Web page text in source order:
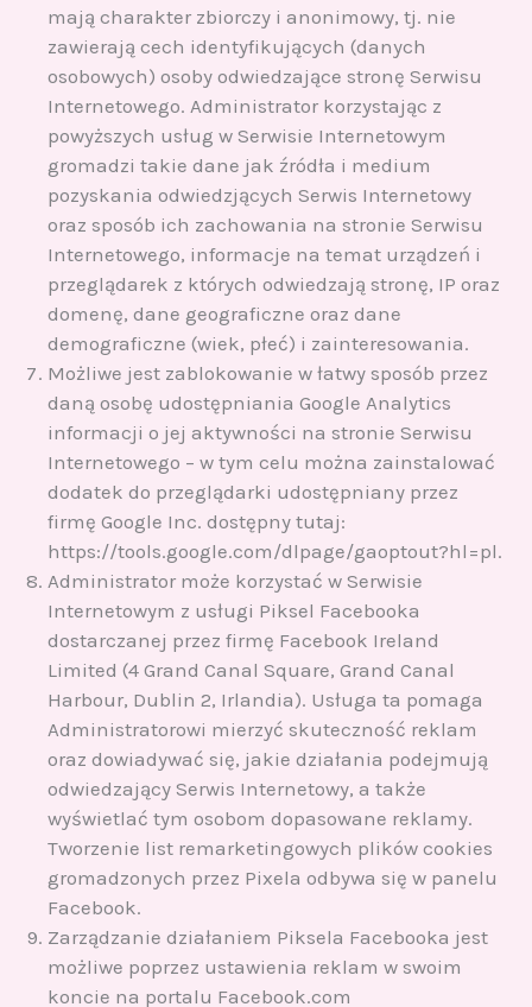
mają charakter zbiorczy i anonimowy, tj. nie
zawierają cech identyfikujących (danych
osobowych) osoby odwiedzające stronę Serwisu
Internetowego. Administrator korzystając z
powyższych usług w Serwisie Internetowym
gromadzi takie dane jak źródła i medium
pozyskania odwiedzjących Serwis Internetowy
oraz sposób ich zachowania na stronie Serwisu
Internetowego, informacje na temat urządzeń i
przeglądarek z których odwiedzają stronę, IP oraz
domenę, dane geograficzne oraz dane
demograficzne (wiek, płeć) i zainteresowania.
Możliwe jest zablokowanie w łatwy sposób przez
daną osobę udostępniania Google Analytics
informacji o jej aktywności na stronie Serwisu
Internetowego – w tym celu można zainstalować
dodatek do przeglądarki udostępniany przez
firmę Google Inc. dostępny tutaj:
https://tools.google.com/dlpage/gaoptout?hl=pl.
Administrator może korzystać w Serwisie
Internetowym z usługi Piksel Facebooka
dostarczanej przez firmę Facebook Ireland
Limited (4 Grand Canal Square, Grand Canal
Harbour, Dublin 2, Irlandia). Usługa ta pomaga
Administratorowi mierzyć skuteczność reklam
oraz dowiadywać się, jakie działania podejmują
odwiedzający Serwis Internetowy, a także
wyświetlać tym osobom dopasowane reklamy.
Tworzenie list remarketingowych plików cookies
gromadzonych przez Pixela odbywa się w panelu
Facebook.
Zarządzanie działaniem Piksela Facebooka jest
możliwe poprzez ustawienia reklam w swoim
koncie na portalu Facebook.com